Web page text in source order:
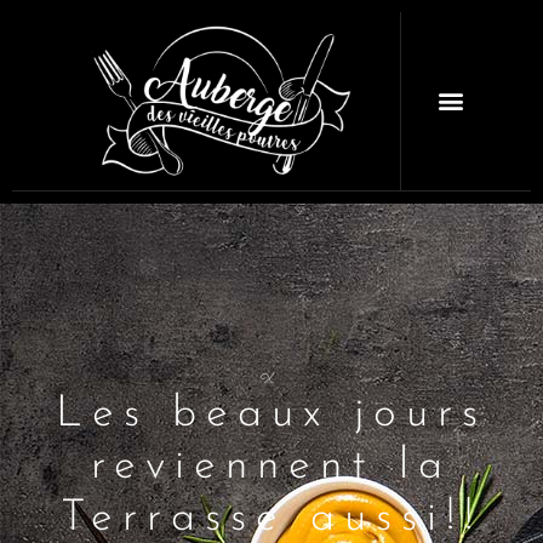
X
Les beaux jours
reviennent la
Terrasse aussi!!